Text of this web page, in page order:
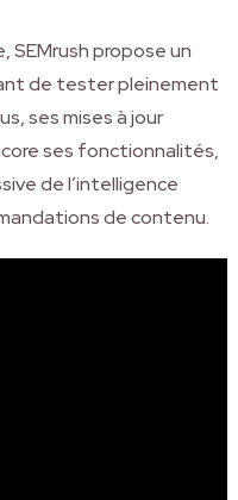
SEMrush propose un
de tester pleinement
ses mises à jour
ses fonctionnalités,
de l’intelligence
de contenu.